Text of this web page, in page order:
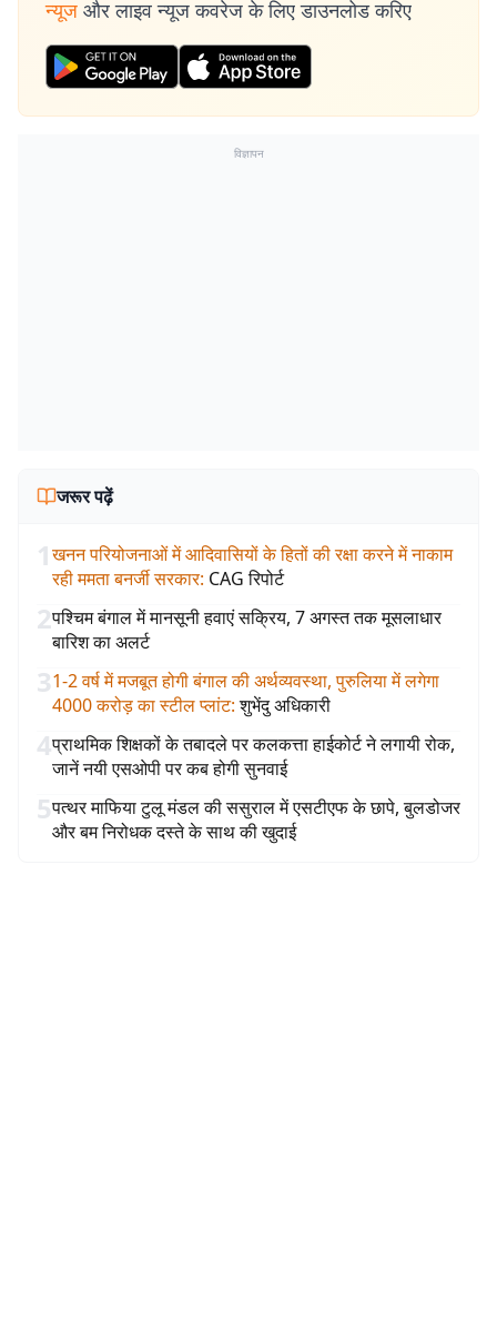
न्यूज और लाइव न्यूज कवरेज के लिए डाउनलोड करिए
विज्ञापन
जरूर पढ़ें
1खनन परियोजनाओं में आदिवासियों के हितों की रक्षा करने में नाकाम
रही ममता बनर्जी सरकार: CAG रिपोर्ट
2पश्चिम बंगाल में मानसूनी हवाएं सक्रिय, 7 अगस्त तक मूसलाधार
बारिश का अलर्ट
31-2 वर्ष में मजबूत होगी बंगाल की अर्थव्यवस्था, पुरुलिया में लगेगा
4000 करोड़ का स्टील प्लांट: शुभेंदु अधिकारी
4प्राथमिक शिक्षकों के तबादले पर कलकत्ता हाईकोर्ट ने लगायी रोक,
जानें नयी एसओपी पर कब होगी सुनवाई
5पत्थर माफिया टुलू मंडल की ससुराल में एसटीएफ के छापे, बुलडोजर
और बम निरोधक दस्ते के साथ की खुदाई